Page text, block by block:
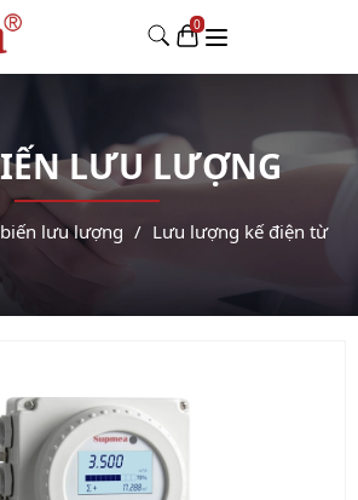
LƯU LƯỢNG
lưu lượng Lưu lượng kế điện từ